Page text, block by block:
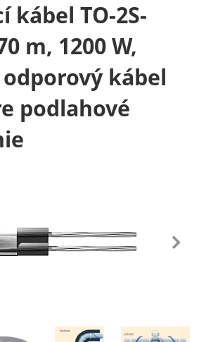
kábel TO-2S-
m, 1200 W,
kábel
podlahové